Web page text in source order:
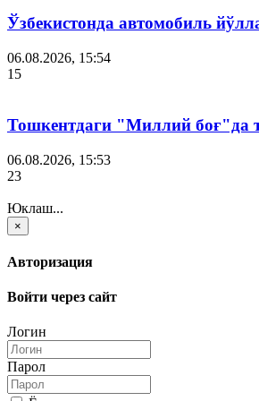
Ўзбекистонда автомобиль
06.08.2026, 15:54
15
Тошкентдаги "Миллий боғ"да
06.08.2026, 15:53
23
Юклаш...
×
Авторизация
Войти через сайт
Логин
Парол